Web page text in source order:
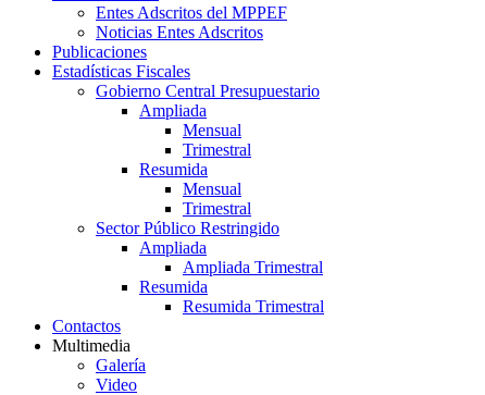
Entes Adscritos del MPPEF
Noticias Entes Adscritos
Publicaciones
Estadísticas Fiscales
Gobierno Central Presupuestario
Ampliada
Mensual
Trimestral
Resumida
Mensual
Trimestral
Sector Público Restringido
Ampliada
Ampliada Trimestral
Resumida
Resumida Trimestral
Contactos
Multimedia
Galería
Video